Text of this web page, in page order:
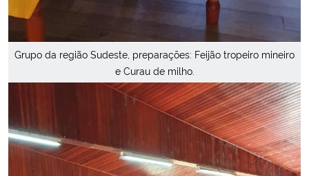
Grupo da região Sudeste, preparações: Feijão tropeiro mineiro
e Curau de milho.